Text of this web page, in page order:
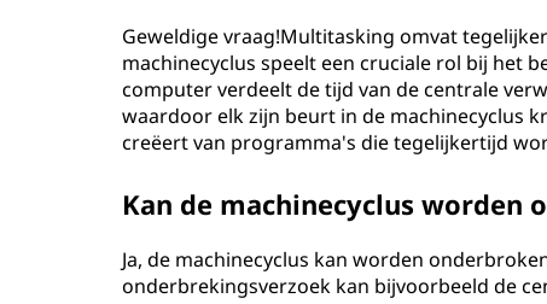
Geweldige vraag!Multitasking omvat
machinecyclus speelt een cruciale rol bij het
computer verdeelt de tijd van de centrale
waardoor elk zijn beurt in de machinecyclus
creëert van programma's die tegelijkertijd
Kan de machinecyclus worden
Ja, de machinecyclus kan worden
onderbrekingsverzoek kan bijvoorbeeld de